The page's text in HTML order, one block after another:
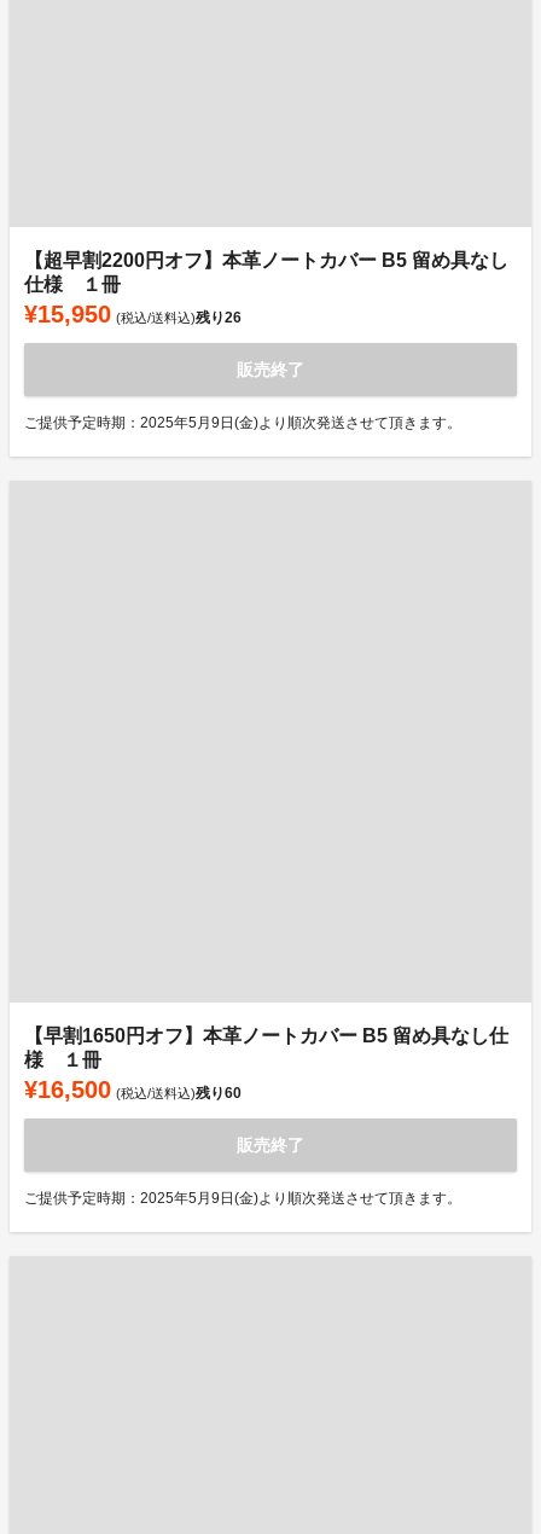
【超早割2200円オフ】本革ノートカバー B5 留め具なし
仕様 １冊
¥15,950 (税込/送料込)残り26
販売終了
ご提供予定時期：2025年5月9日(金)より順次発送させて頂きます。
【早割1650円オフ】本革ノートカバー B5 留め具なし仕
様 １冊
¥16,500 (税込/送料込)残り60
販売終了
ご提供予定時期：2025年5月9日(金)より順次発送させて頂きます。